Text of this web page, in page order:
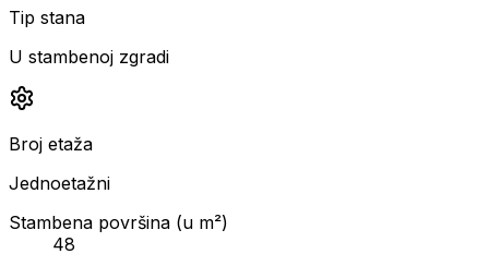
Tip stana
U stambenoj zgradi
Broj etaža
Jednoetažni
Stambena površina (u m²)
48